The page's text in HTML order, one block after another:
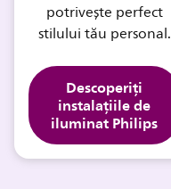
potrivește perfect
stilului tău personal.
Descoperiți
instalațiile de
iluminat Philips